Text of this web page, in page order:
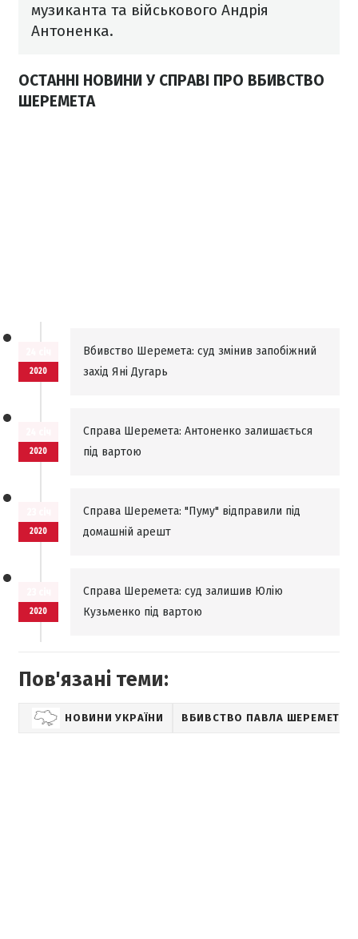
музиканта та військового Андрія
Антоненка.
ОСТАННІ НОВИНИ У СПРАВІ ПРО ВБИВСТВО
ШЕРЕМЕТА
2020
Вбивство Шеремета: суд змінив запобіжний
захід Яні Дугарь
2020
Справа Шеремета: Антоненко залишається
під вартою
2020
Справа Шеремета: "Пуму" відправили під
домашній арешт
2020
Справа Шеремета: суд залишив Юлію
Кузьменко під вартою
Пов'язані теми:
НОВИНИ УКРАЇНИ ВБИВСТВО ПАВЛА ШЕРЕМЕТА